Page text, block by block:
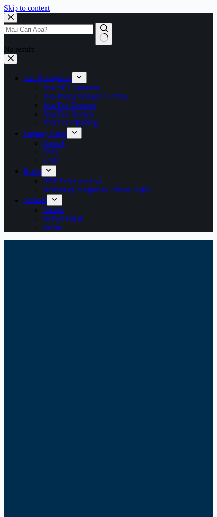
Skip to content
No results
Jasa Perpajakan
Jasa SPT Tahunan
Jasa Pendampingan SP2DK
Jasa Tax Retainer
Jasa Tax Review
Jasa Tax Planning
Tentang Kami
Kontak
FAQ
Karir
Event
BBF Collaboration
Workshop Pengusaha Paham Pajak
Sumber
Artikel
Belajar Pajak
Berita